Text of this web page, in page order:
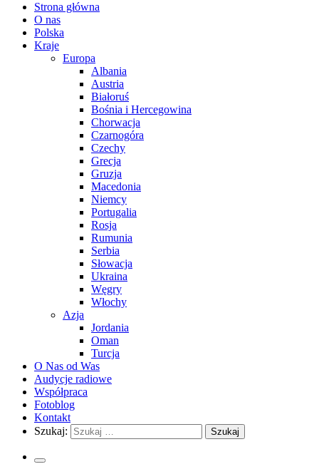
Strona główna
O nas
Polska
Kraje
Europa
Albania
Austria
Białoruś
Bośnia i Hercegowina
Chorwacja
Czarnogóra
Czechy
Grecja
Gruzja
Macedonia
Niemcy
Portugalia
Rosja
Rumunia
Serbia
Słowacja
Ukraina
Węgry
Włochy
Azja
Jordania
Oman
Turcja
O Nas od Was
Audycje radiowe
Współpraca
Fotoblog
Kontakt
Szukaj: